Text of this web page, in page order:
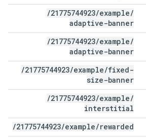
/21775744923/example
adaptive-banner
/21775744923/example
adaptive-banner
/21775744923/example/fixed-
size-banner
/21775744923/example
interstitial
/21775744923/example/rewarded